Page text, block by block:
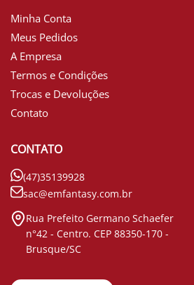
Minha Conta
Meus Pedidos
A Empresa
Termos e Condições
Trocas e Devoluções
Contato
CONTATO
(47)35139928
sac@emfantasy.com.br
Rua Prefeito Germano Schaefer
n°42 - Centro. CEP 88350-170 -
Brusque/SC